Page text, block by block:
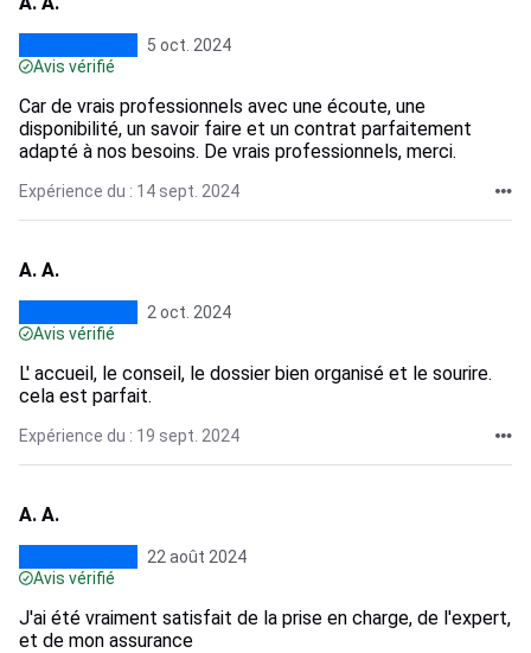
5 oct. 2024
Avis vérifié
Car de vrais professionnels avec une écoute, une
disponibilité, un savoir faire et un contrat parfaitement
adapté à nos besoins. De vrais professionnels, merci.
Expérience du : 14 sept. 2024
A. A.
2 oct. 2024
Avis vérifié
L' accueil, le conseil, le dossier bien organisé et le sourire.
cela est parfait.
Expérience du : 19 sept. 2024
A. A.
22 août 2024
Avis vérifié
J'ai été vraiment satisfait de la prise en charge, de l'expert,
et de mon assurance